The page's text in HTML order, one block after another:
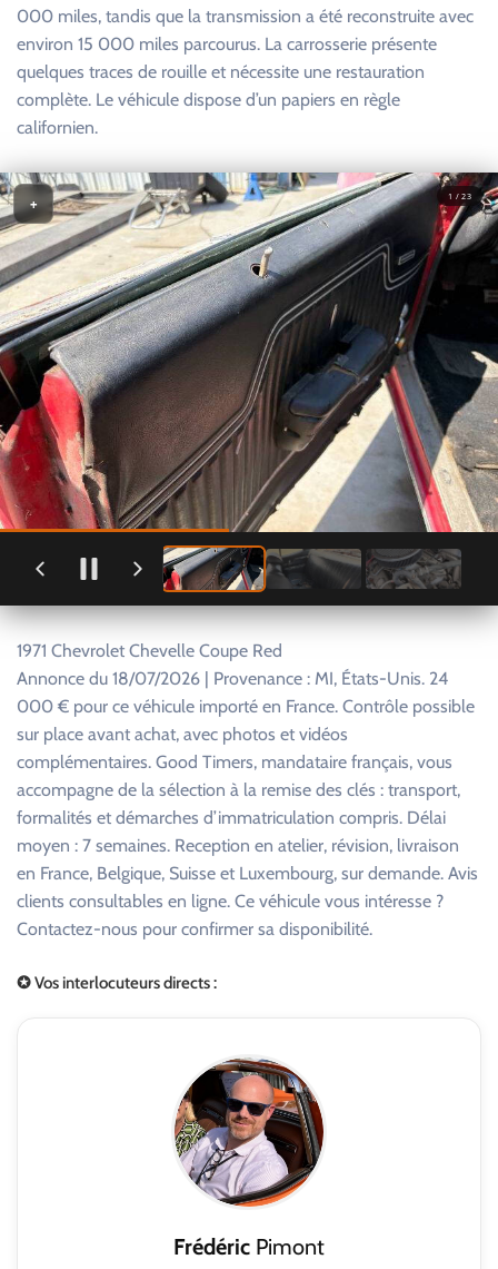
000 miles, tandis que la transmission a été reconstruite avec
environ 15 000 miles parcourus. La carrosserie présente
quelques traces de rouille et nécessite une restauration
complète. Le véhicule dispose d’un papiers en règle
californien.
1 / 23
+
1971 Chevrolet Chevelle Coupe Red
Annonce du 18/07/2026 | Provenance : MI, États-Unis. 24
000 € pour ce véhicule importé en France. Contrôle possible
sur place avant achat, avec photos et vidéos
complémentaires. Good Timers, mandataire français, vous
accompagne de la sélection à la remise des clés : transport,
formalités et démarches d’immatriculation compris. Délai
moyen : 7 semaines. Reception en atelier, révision, livraison
en France, Belgique, Suisse et Luxembourg, sur demande. Avis
clients consultables en ligne. Ce véhicule vous intéresse ?
Contactez-nous pour confirmer sa disponibilité.
✪ Vos interlocuteurs directs :
Frédéric Pimont